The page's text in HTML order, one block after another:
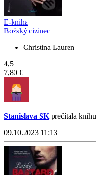
E-kniha
Božský cizinec
Christina Lauren
4,5
7,80 €
Stanislava SK prečítala knihu
09.10.2023 11:13